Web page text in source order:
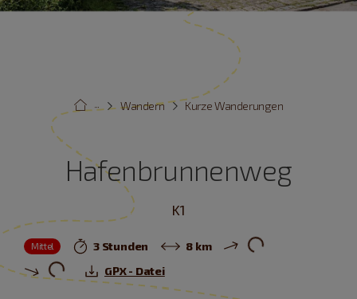
Kurze Wanderungen
Wandern
···
Hafenbrunnenweg
K1
Mittel 3 Stunden
8 km
GPX - Datei